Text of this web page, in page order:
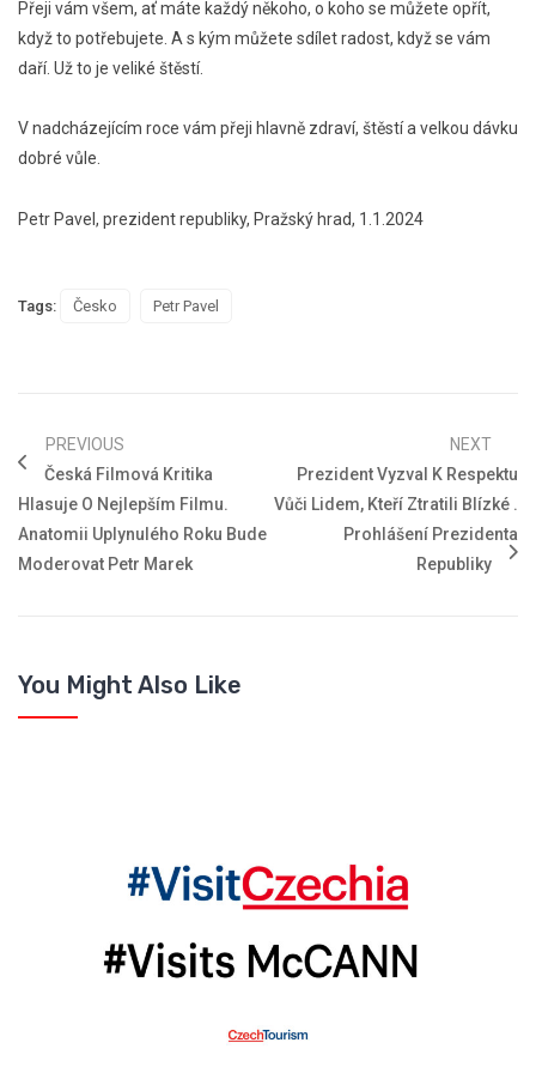
Přeji vám všem, ať máte každý někoho, o koho se můžete opřít,
když to potřebujete. A s kým můžete sdílet radost, když se vám
daří. Už to je veliké štěstí.
V nadcházejícím roce vám přeji hlavně zdraví, štěstí a velkou dávku
dobré vůle.
Petr Pavel, prezident republiky, Pražský hrad, 1.1.2024
Tags: Česko Petr Pavel
PREVIOUS
Česká Filmová Kritika
Hlasuje O Nejlepším Filmu.
Anatomii Uplynulého Roku Bude
Moderovat Petr Marek
NEXT
Prezident Vyzval K Respektu
Vůči Lidem, Kteří Ztratili Blízké .
Prohlášení Prezidenta
Republiky
You Might Also Like